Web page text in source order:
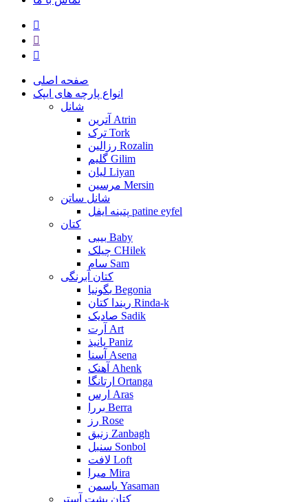
صفحه اصلی
انواع پارچه های ایپک
شانل
آترین Atrin
ترک Tork
رزالین Rozalin
گلیم Gilim
لیان Liyan
مرسین Mersin
شانل ساتن
پتینه ایفل patine eyfel
کتان
بیبی Baby
چیلک CHilek
سام Sam
کتان آبرنگی
بگونیا Begonia
ریندا کتان Rinda-k
صادیک Sadik
آرت Art
پانیذ Paniz
آسنا Asena
آهنک Ahenk
ارتانگا Ortanga
ارس Aras
بررا Berra
رز Rose
زنبق Zanbagh
سنبل Sonbol
لافت Loft
میرا Mira
یاسمن Yasaman
کتان پشت آستر